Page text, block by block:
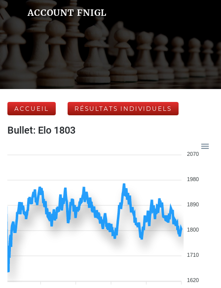
ACCOUNT FNIGL
ACCUEIL RÉSULTATS INDIVIDUELS
Bullet: Elo 1803
2070
1980
1890
1800
1710
1620